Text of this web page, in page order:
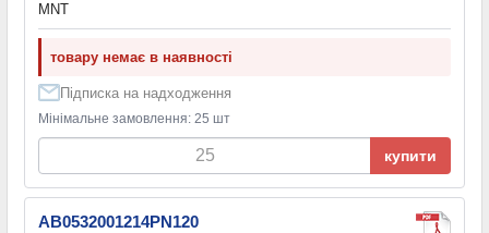
MNT
товару немає в наявності
Підписка на надходження
Мінімальне замовлення: 25 шт
купити
AB0532001214PN120